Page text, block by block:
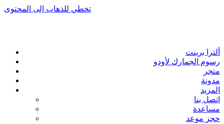
تخطي للذهاب إلى المحتوى
ألترا برينت
رسوم الجمارك لأودو
متجر
مدونة
المزيد
اتصل بنا
مساعدة
حجز موعد